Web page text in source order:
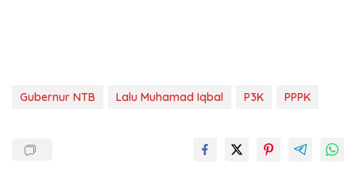
Gubernur NTB Lalu Muhamad Iqbal P3K PPPK